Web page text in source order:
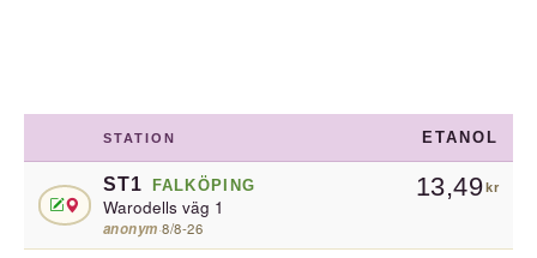
STATION ETANOL
ST1 FALKÖPING
Warodells väg 1
anonym·8/8-26
13,49kr